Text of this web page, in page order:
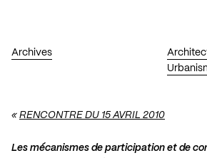
Archives
« RENCONTRE DU 15 AVRIL 2010
Les mécanismes de participation et de